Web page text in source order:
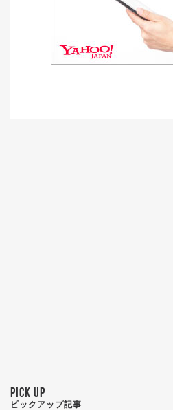
PICK UP
ピックアップ記事